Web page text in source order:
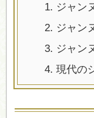
1. ジャン
2. ジャン
3. ジャン
4. 現代の